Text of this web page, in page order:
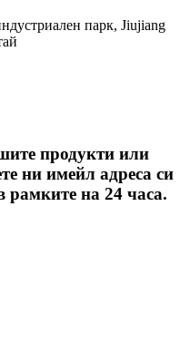
парк, Jiujiang
продукти или
ни имейл адреса си
рамките на 24 часа.